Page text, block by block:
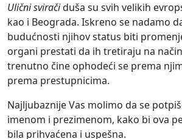
Ulični sviračiduša su svih velikih
kao i Beograda. Iskreno se nadamo
budućnosti njihov status biti
organi prestati da ih tretiraju na
trenutno čine ophodeći se prema
prema prestupnicima.
Najljubaznije Vas molimo da se
imenom i prezimenom, kako bi ova
bila prihvaćena i uspešna.